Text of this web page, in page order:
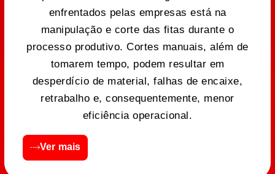
enfrentados pelas empresas está na
manipulação e corte das fitas durante o
processo produtivo. Cortes manuais, além de
tomarem tempo, podem resultar em
desperdício de material, falhas de encaixe,
retrabalho e, consequentemente, menor
eficiência operacional.
Ver mais